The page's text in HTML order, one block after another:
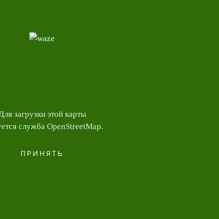
загрузки этой карты
служба OpenStreetMap.
ПРИНЯТЬ